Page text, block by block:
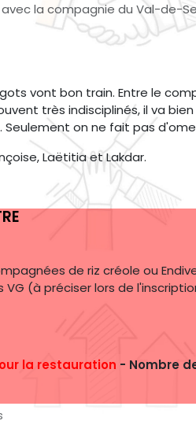
la compagnie du Val-de-
vont bon train. Entre le
très indisciplinés, il va
on ne fait pas
Laëtitia et Lakdar.
de riz créole ou
(à préciser lors de
la restauration - No​mbre